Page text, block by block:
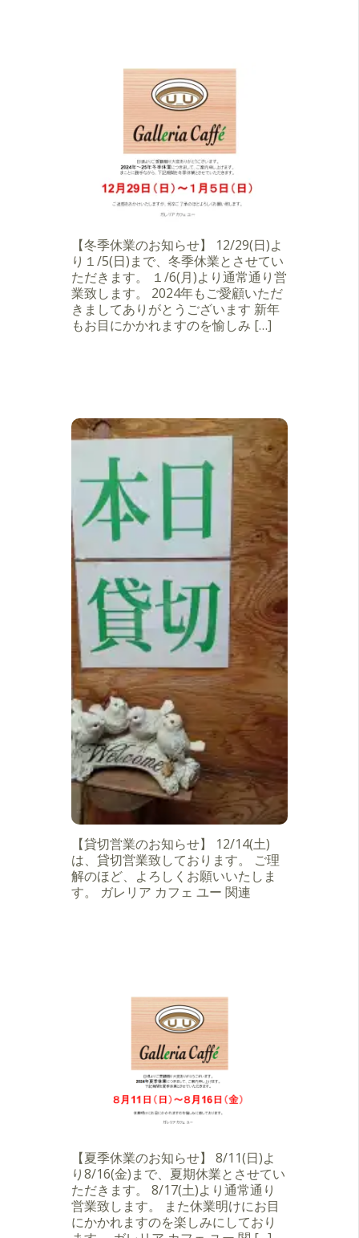
【冬季休業のお知らせ】 12/29(日)よ
り１/5(日)まで、冬季休業とさせてい
ただきます。 １/6(月)より通常通り営
業致します。 2024年もご愛顧いただ
きましてありがとうございます 新年
もお目にかかれますのを愉しみ […]
【貸切営業のお知らせ】 12/14(土)
は、貸切営業致しております。 ご理
解のほど、よろしくお願いいたしま
す。 ガレリア カフェ ユー 関連
【夏季休業のお知らせ】 8/11(日)よ
り8/16(金)まで、夏期休業とさせてい
ただきます。 8/17(土)より通常通り
営業致します。 また休業明けにお目
にかかれますのを楽しみにしており